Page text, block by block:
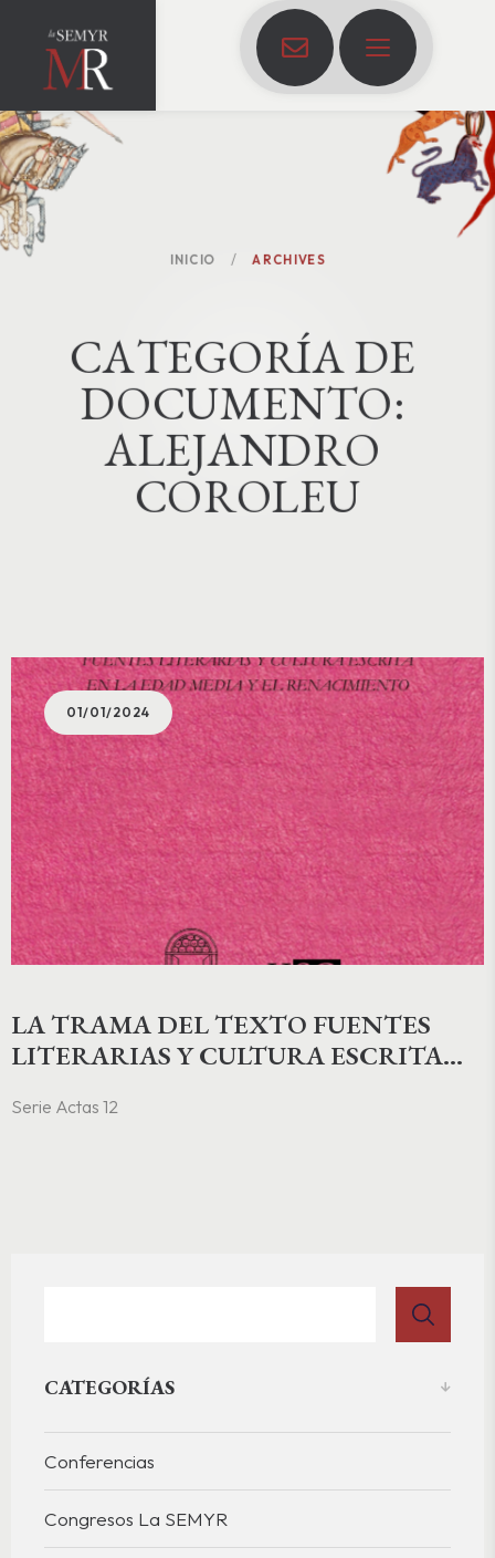
INICIO ARCHIVES
CATEGORÍADE
DOCUMENTO:
ALEJANDRO
COROLEU
01/01/2024
LA TRAMA DEL TEXTO FUENTES
LITERARIAS Y CULTURA ESCRITA
RENACIMIENTO
Serie Actas 12
CATEGORÍAS
Conferencias
Congresos La SEMYR